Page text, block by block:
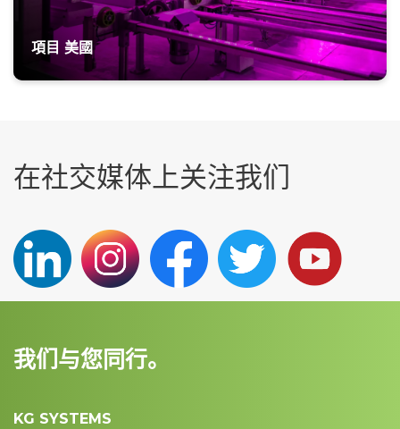
項目 美國
在社交媒体上关注我们
我们与您同行。
KG SYSTEMS